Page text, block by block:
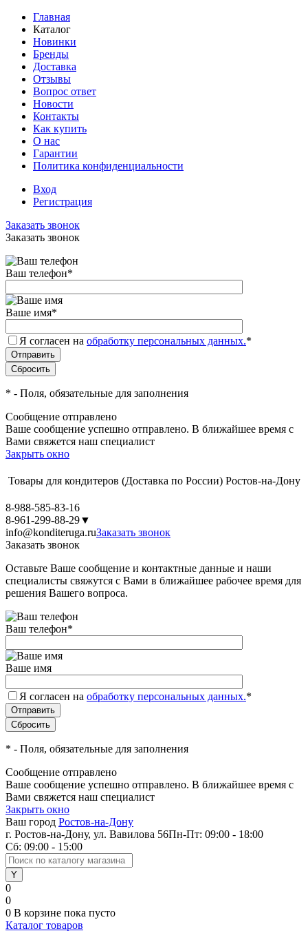
Главная
Каталог
Новинки
Бренды
Доставка
Отзывы
Вопрос ответ
Новости
Контакты
Как купить
О нас
Гарантии
Политика конфиденциальности
Вход
Регистрация
Заказать звонок
Заказать звонок
Ваш телефон*
Ваше имя*
Я согласен на обработку персональных данных.*
* - Поля, обязательные для заполнения
Сообщение отправлено
Ваше сообщение успешно отправлено. В ближайшее время с
Вами свяжется наш специалист
Закрыть окно
Товары для кондитеров (Доставка по России) Ростов-на-Дону
8-988-585-83-16
8-961-299-88-29▼
info@konditeruga.ruЗаказать звонок
Заказать звонок
Оставьте Ваше сообщение и контактные данные и наши
специалисты свяжутся с Вами в ближайшее рабочее время для
решения Вашего вопроса.
Ваш телефон*
Ваше имя
Я согласен на обработку персональных данных.*
* - Поля, обязательные для заполнения
Сообщение отправлено
Ваше сообщение успешно отправлено. В ближайшее время с
Вами свяжется наш специалист
Закрыть окно
Ваш город Ростов-на-Дону
г. Ростов-на-Дону, ул. Вавилова 56Пн-Пт: 09:00 - 18:00
Сб: 09:00 - 15:00
0
0
0 В корзине пока пусто
Каталог товаров